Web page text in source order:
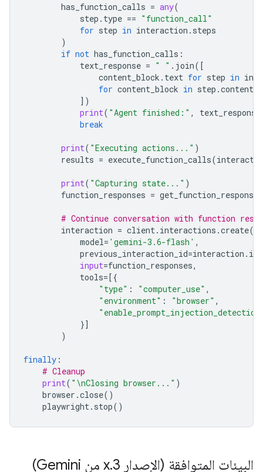
has_function_calls = any(
step . type == "function_call"
for step in interaction . steps
)
if not has_function_calls :
text_response = " " . join([
content_block . text for step in
for content_block in step .content
])
print( "Agent finished:" , text_response
break
print( "Executing actions..." )
results = execute_function_calls(
print( "Capturing state..." )
function_responses = get_function_responses
# Continue conversation with function
interaction = client. interactions .create(
model= 'gemini-3.6-flash' ,
previous_interaction_id=interaction . id
input=function_responses,
tools=[{
"type" : "computer_use" ,
"environment" : "browser" ,
}]
)
finally :
# Cleanup
print( " \nClosing browser..." )
browser .close()
playwright. stop()
البيئات المتوافقة (الإصدار 3 .x من Gemini)